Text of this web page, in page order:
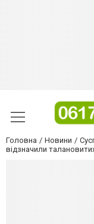
Головна Новини
відзначили